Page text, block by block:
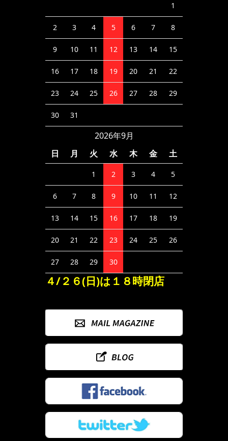
1
2 3 4 5 6 7 8
9 10 11 12 13 14 15
16 17 18 19 20 21 22
23 24 25 26 27 28 29
30 31
2026年9月
日
月 火 水 木 金 土
1 2 3 4 5
6 7 8 9 10 11 12
13 14 15 16 17 18 19
20 21 22 23 24 25 26
27 28 29 30
４/２６(日)は１８時閉店